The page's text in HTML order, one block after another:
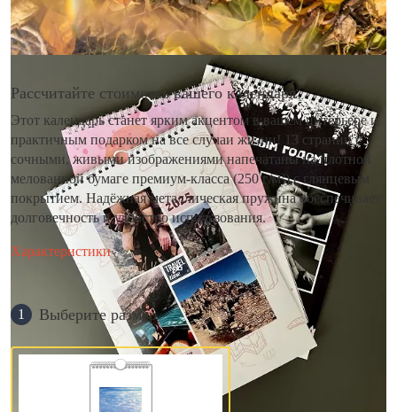
Рассчитайте стоимость вашего календаря
Этот календарь станет ярким акцентом в вашем интерьере и
практичным подарком на все случаи жизни! 13 страниц с
сочными, живыми изображениями напечатаны на плотной
мелованной бумаге премиум-класса (250 г/м²) с глянцевым
покрытием. Надёжная металлическая пружина обеспечивает
долговечность и удобство использования.
Характеристики
1 Выберите размер